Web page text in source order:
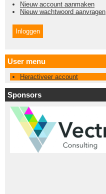
Nieuw account aanmaken
Nieuw wachtwoord aanvragen
User menu
Heractiveer account
Sponsors